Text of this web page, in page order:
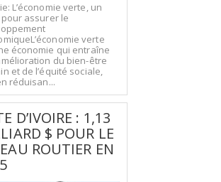
L’économie verte, un
assurer le
verte
économie qui entraîne
du bien-être
et de l’équité sociale,
réduisan...
D’IVOIRE : 1,13
$ POUR LE
ROUTIER EN